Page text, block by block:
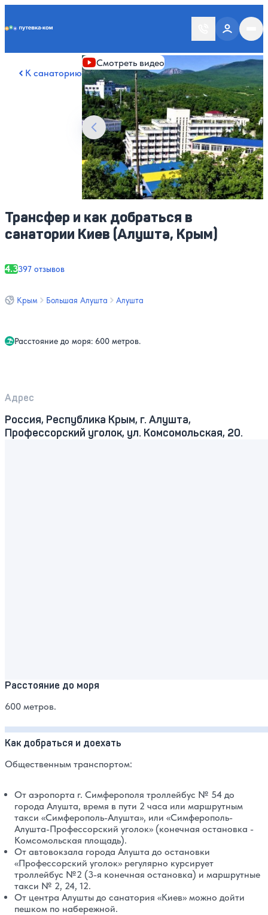
К санаторию
Смотреть видео
Смотреть все фото32
Трансфер и как добраться в
санатории Киев (Алушта, Крым)
Крым Большая Алушта Алушта
Расстояние до моря: 600 метров.
4.3397 отзывов
Адрес
Россия, Республика Крым, г. Алушта,
Профессорский уголок, ул. Комсомольская, 20.
Расстояние до моря
600 метров.
Как добраться и доехать
Общественным транспортом:
От аэропорта г. Симферополя троллейбус № 54 до
города Алушта, время в пути 2 часа или маршрутным
такси «Симферополь-Алушта», или «Симферополь-
Алушта-Профессорский уголок» (конечная остановка -
Комсомольская площадь).
От автовокзала города Алушта до остановки
«Профессорский уголок» регулярно курсирует
троллейбус №2 (3-я конечная остановка) и маршрутные
такси № 2, 24, 12.
От центра Алушты до санатория «Киев» можно дойти
пешком по набережной.